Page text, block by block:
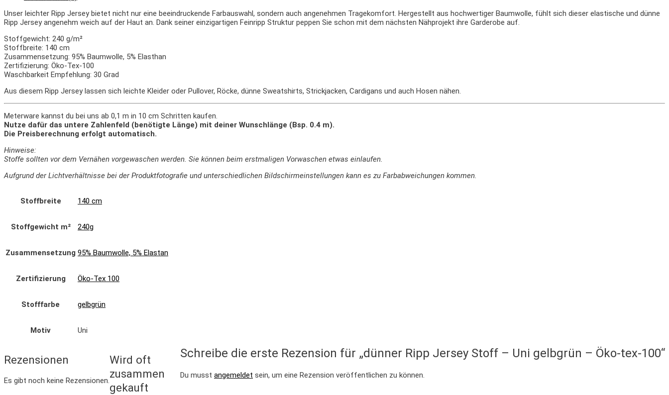
Unser leichter Ripp Jersey bietet nicht nur eine beeindruckende Farbauswahl, sondern auch angenehmen Tragekomfort. Hergestellt aus hochwertiger Baumwolle, fühlt sich dieser elastische und dünne
Ripp Jersey angenehm weich auf der Haut an. Dank seiner einzigartigen Feinripp Struktur peppen Sie schon mit dem nächsten Nähprojekt ihre Garderobe auf.
Stoffgewicht: 240 g/m²
Stoffbreite: 140 cm
Zusammensetzung: 95% Baumwolle, 5% Elasthan
Zertifizierung: Öko-Tex-100
Waschbarkeit Empfehlung: 30 Grad
Aus diesem Ripp Jersey lassen sich leichte Kleider oder Pullover, Röcke, dünne Sweatshirts, Strickjacken, Cardigans und auch Hosen nähen.
Meterware kannst du bei uns ab 0,1 m in 10 cm Schritten kaufen.
Nutze dafür das untere Zahlenfeld (benötigte Länge) mit deiner Wunschlänge (Bsp. 0.4 m).
Die Preisberechnung erfolgt automatisch.
Hinweise:
Stoffe sollten vor dem Vernähen vorgewaschen werden. Sie können beim erstmaligen Vorwaschen etwas einlaufen.
Aufgrund der Lichtverhältnisse bei der Produktfotografie und unterschiedlichen Bildschirmeinstellungen kann es zu Farbabweichungen kommen.
Stoffbreite 140 cm
Stoffgewicht m² 240g
Zusammensetzung 95% Baumwolle, 5% Elastan
Zertifizierung Öko-Tex 100
Stofffarbe gelbgrün
Motiv Uni
Rezensionen
Es gibt noch keine Rezensionen.
Schreibe die erste Rezension für „dünner Ripp Jersey Stoff – Uni gelbgrün – Öko-tex-100“
Du musst angemeldet sein, um eine Rezension veröffentlichen zu können.
Wird oft
zusammen
gekauft